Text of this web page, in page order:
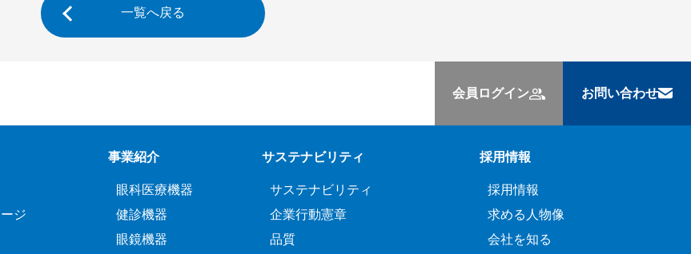
一覧へ戻る
会員ログイン お問い合わせ
ジ
事業紹介
眼科医療機器
健診機器
眼鏡機器
サステナビリティ
サステナビリティ
企業行動憲章
品質
採用情報
採用情報
求める人物像
会社を知る